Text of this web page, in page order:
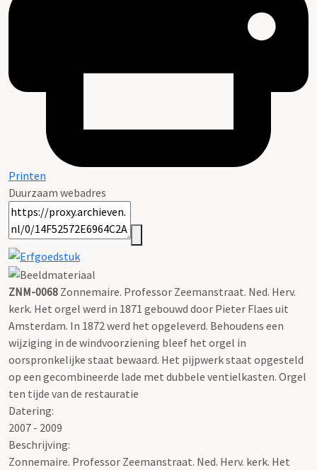
Printen
Duurzaam webadres
ZNM-0068 Zonnemaire. Professor Zeemanstraat. Ned. Herv.
kerk. Het orgel werd in 1871 gebouwd door Pieter Flaes uit
Amsterdam. In 1872 werd het opgeleverd. Behoudens een
wijziging in de windvoorziening bleef het orgel in
oorspronkelijke staat bewaard. Het pijpwerk staat opgesteld
op een gecombineerde lade met dubbele ventielkasten. Orgel
ten tijde van de restauratie
Datering:
2007 - 2009
Beschrijving:
Zonnemaire. Professor Zeemanstraat. Ned. Herv. kerk. Het